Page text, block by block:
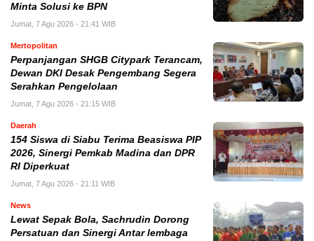
Minta Solusi ke BPN
Jumat, 7 Agu 2026 - 21:41 WIB
Mertopolitan
Perpanjangan SHGB Citypark Terancam,
Dewan DKI Desak Pengembang Segera
Serahkan Pengelolaan
Jumat, 7 Agu 2026 - 21:15 WIB
Daerah
154 Siswa di Siabu Terima Beasiswa PIP
2026, Sinergi Pemkab Madina dan DPR
RI Diperkuat
Jumat, 7 Agu 2026 - 21:11 WIB
News
Lewat Sepak Bola, Sachrudin Dorong
Persatuan dan Sinergi Antar lembaga